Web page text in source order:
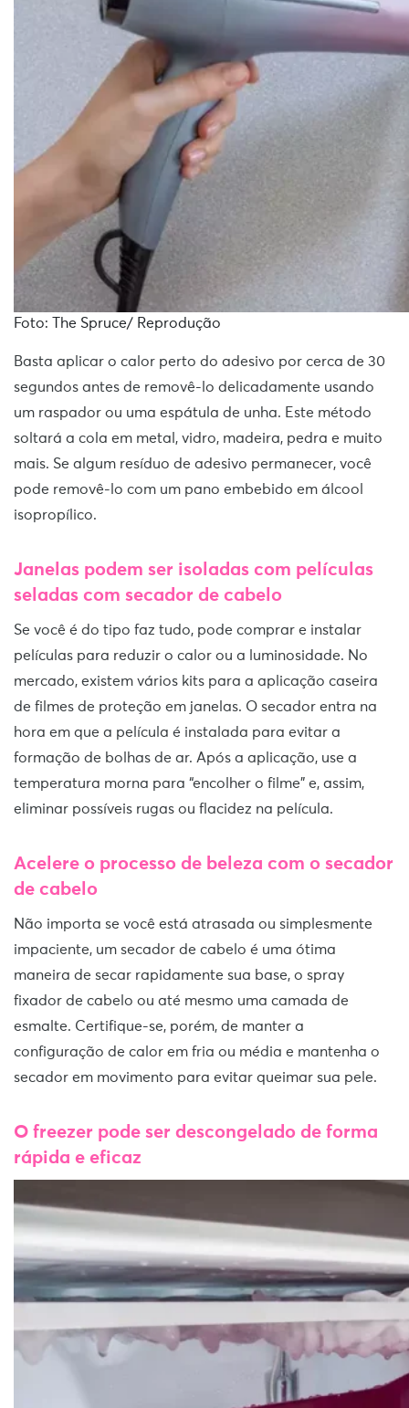
Foto: The Spruce/ Reprodução
Basta aplicar o calor perto do adesivo por cerca de 30
segundos antes de removê-lo delicadamente usando
um raspador ou uma espátula de unha. Este método
soltará a cola em metal, vidro, madeira, pedra e muito
mais. Se algum resíduo de adesivo permanecer, você
pode removê-lo com um pano embebido em álcool
isopropílico.
Janelas podem ser isoladas com películas
seladas com secador de cabelo
Se você é do tipo faz tudo, pode comprar e instalar
películas para reduzir o calor ou a luminosidade. No
mercado, existem vários kits para a aplicação caseira
de filmes de proteção em janelas. O secador entra na
hora em que a película é instalada para evitar a
formação de bolhas de ar. Após a aplicação, use a
temperatura morna para “encolher o filme” e, assim,
eliminar possíveis rugas ou flacidez na película.
Acelere o processo de beleza com o secador
de cabelo
Não importa se você está atrasada ou simplesmente
impaciente, um secador de cabelo é uma ótima
maneira de secar rapidamente sua base, o spray
fixador de cabelo ou até mesmo uma camada de
esmalte. Certifique-se, porém, de manter a
configuração de calor em fria ou média e mantenha o
secador em movimento para evitar queimar sua pele.
O freezer pode ser descongelado de forma
rápida e eficaz